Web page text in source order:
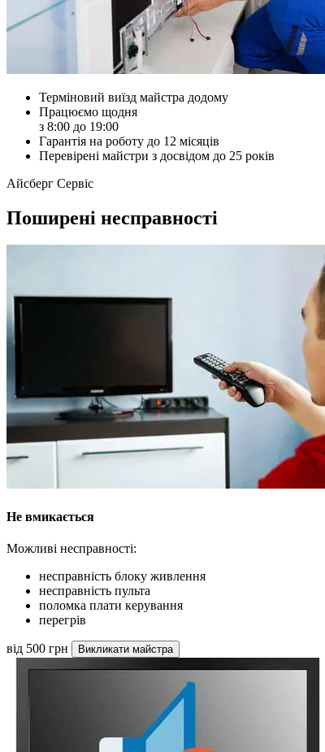
Терміновий виїзд майстра додому
Працюємо щодня
з 8:00 до 19:00
Гарантія на роботу до 12 місяців
Перевірені майстри з досвідом до 25 років
Айсберг Сервіс
Поширені несправності
Не вмикається
Можливі несправності:
несправність блоку живлення
несправність пульта
поломка плати керування
перегрів
від 500 грн Викликати майстра